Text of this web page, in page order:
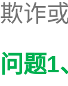
欺诈
问题1